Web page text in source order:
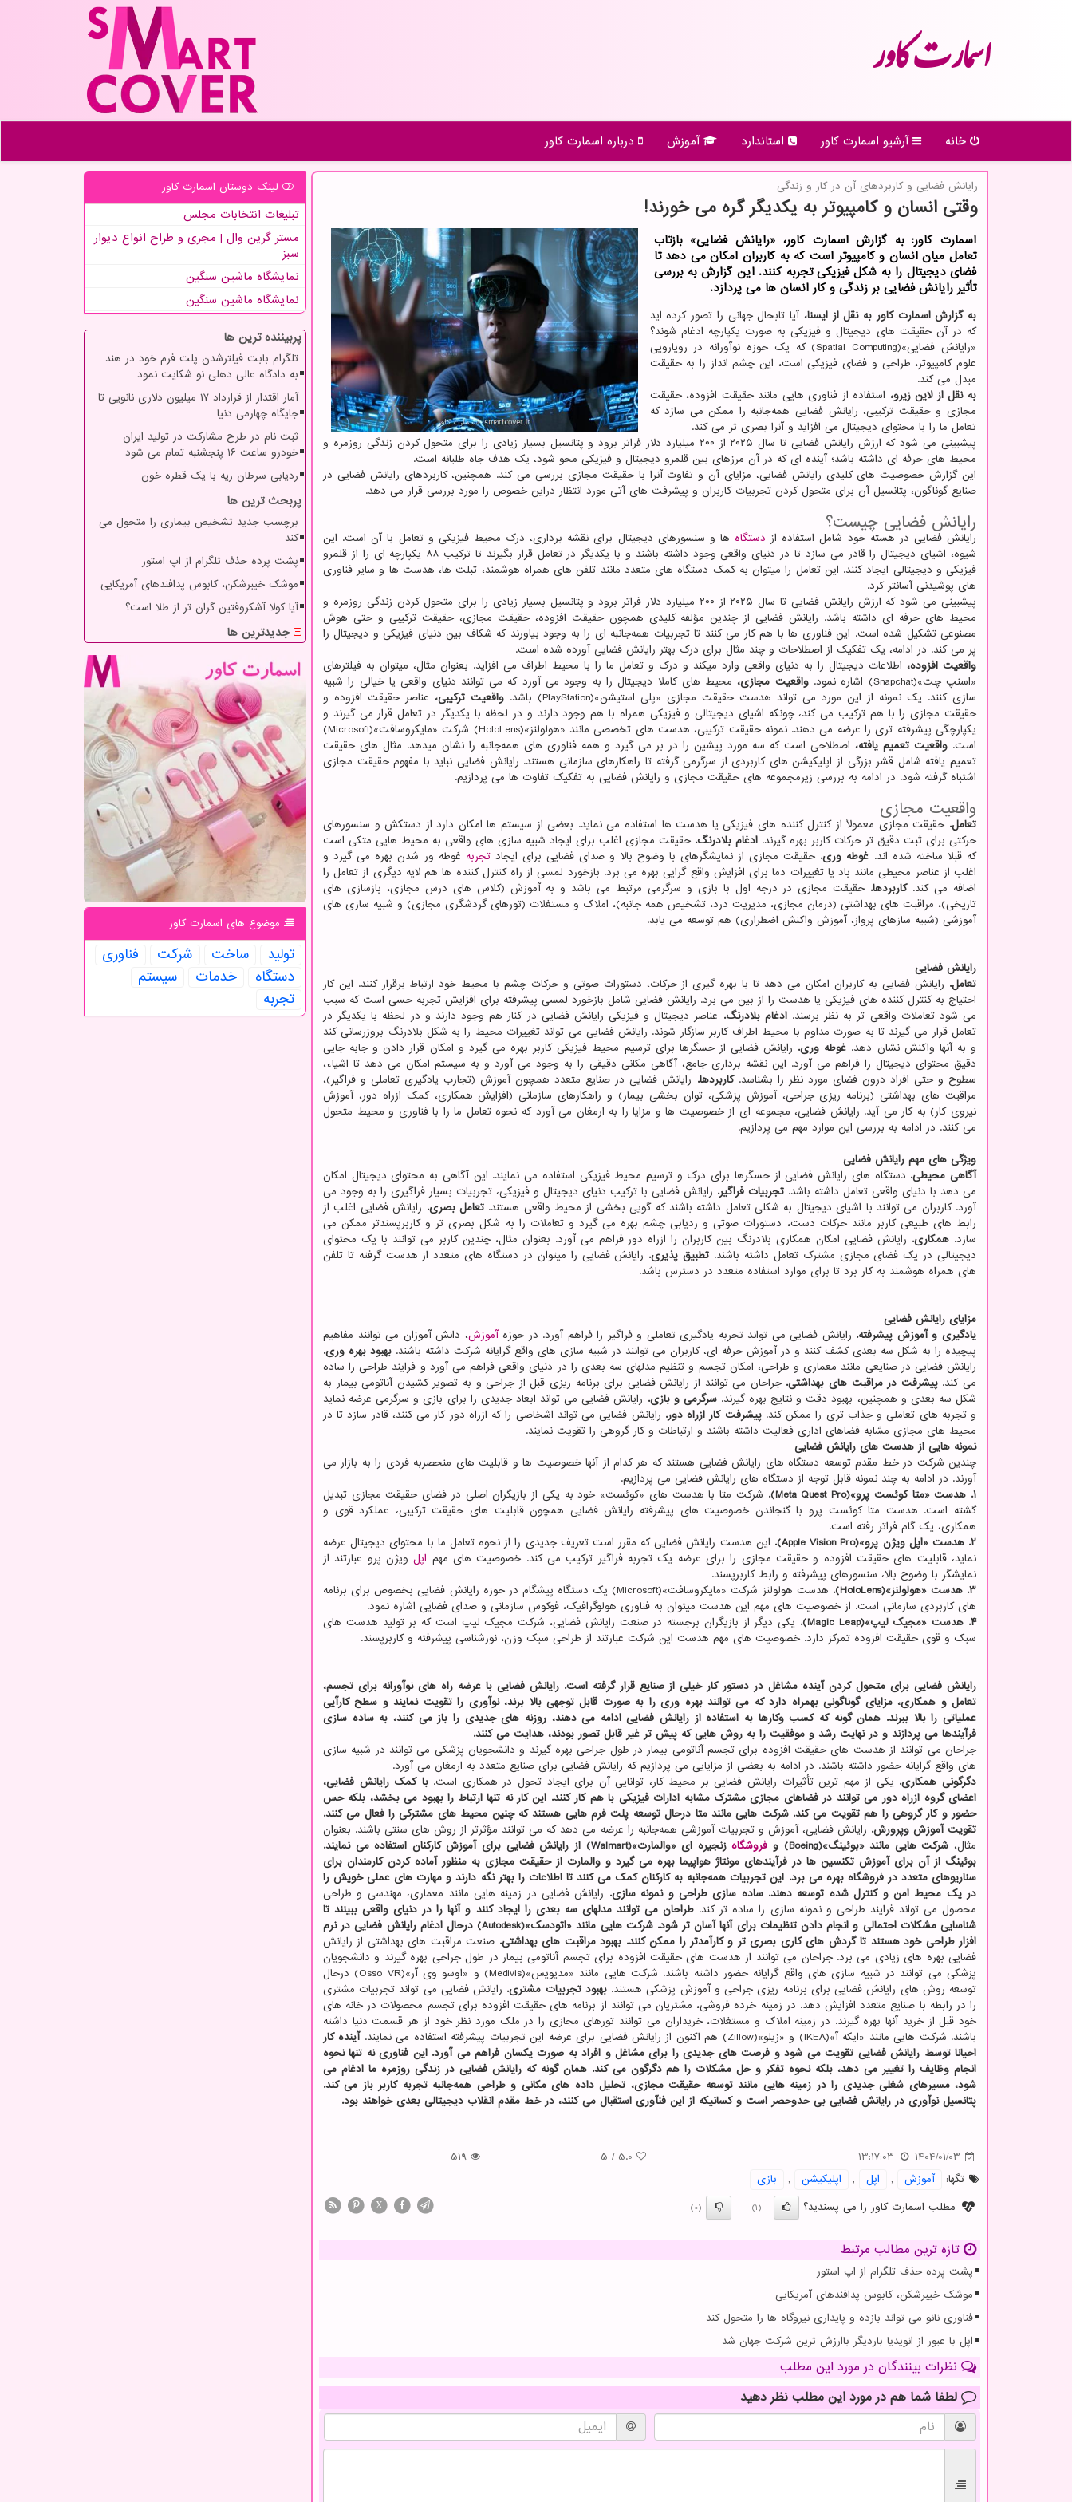
اسمارت كاور
خانه آرشیو اسمارت كاور استاندارد آموزش درباره اسمارت كاور
رایانش فضایی و كاربردهای آن در كار و زندگی
وقتی انسان و کامپیوتر به یکدیگر گره می خورند!
اسمارت کاور: به گزارش اسمارت کاور، «رایانش فضایی» بازتاب
تعامل میان انسان و کامپیوتر است که به کاربران امکان می دهد تا
فضای دیجیتال را به شکل فیزیکی تجربه کنند. این گزارش به بررسی
تأثیر رایانش فضایی بر زندگی و کار انسان ها می پردازد.
به گزارش اسمارت کاور به نقل از ایسنا،آیا تابحال جهانی را تصور کرده اید
که در آن حقیقت های دیجیتال و فیزیکی به صورت یکپارچه ادغام شوند؟
«رایانش فضایی»(Spatial Computing) که یک حوزه نوآورانه در رویارویی
علوم کامپیوتر، طراحی و فضای فیزیکی است، این چشم انداز را به حقیقت
مبدل می کند.
به نقل از لاین زیرو، استفاده از فناوری هایی مانند حقیقت افزوده، حقیقت
مجازی و حقیقت ترکیبی، رایانش فضایی همه‌جانبه را ممکن می سازد که
تعامل ما را با محتوای دیجیتال می افزاید و آنرا بصری تر می کند.
پیشبینی می شود که ارزش رایانش فضایی تا سال ۲۰۲۵ از ۲۰۰ میلیارد دلار فراتر برود و پتانسیل بسیار زیادی را برای متحول کردن زندگی روزمره و
محیط های حرفه ای داشته باشد؛ آینده ای که در آن مرزهای بین قلمرو دیجیتال و فیزیکی محو شود، یک هدف جاه طلبانه است.
این گزارش خصوصیت های کلیدی رایانش فضایی، مزایای آن و تفاوت آنرا با حقیقت مجازی بررسی می کند. همچنین، کاربردهای رایانش فضایی در
صنایع گوناگون، پتانسیل آن برای متحول کردن تجربیات کاربران و پیشرفت های آتی مورد انتظار دراین خصوص را مورد بررسی قرار می دهد.
رایانش فضایی چیست؟
رایانش فضایی در هسته خود شامل استفاده از دستگاه ها و سنسورهای دیجیتال برای نقشه برداری، درک محیط فیزیکی و تعامل با آن است. این
شیوه، اشیای دیجیتال را قادر می سازد تا در دنیای واقعی وجود داشته باشند و با یکدیگر در تعامل قرار بگیرند تا ترکیب ۸۸ یکپارچه ای را از قلمرو
فیزیکی و دیجیتالی ایجاد کنند. این تعامل را میتوان به کمک دستگاه های متعدد مانند تلفن های همراه هوشمند، تبلت ها، هدست ها و سایر فناوری
های پوشیدنی آسانتر کرد.
پیشبینی می شود که ارزش رایانش فضایی تا سال ۲۰۲۵ از ۲۰۰ میلیارد دلار فراتر برود و پتانسیل بسیار زیادی را برای متحول کردن زندگی روزمره و
محیط های حرفه ای داشته باشد. رایانش فضایی از چندین مؤلفه کلیدی همچون حقیقت افزوده، حقیقت مجازی، حقیقت ترکیبی و حتی هوش
مصنوعی تشکیل شده است. این فناوری ها با هم کار می کنند تا تجربیات همه‌جانبه ای را به وجود بیاورند که شکاف بین دنیای فیزیکی و دیجیتال را
پر می کند. در ادامه، یک تفکیک از اصطلاحات و چند مثال برای درک بهتر رایانش فضایی آورده شده است.
واقعیت افزوده، اطلاعات دیجیتال را به دنیای واقعی وارد میکند و درک و تعامل ما را با محیط اطراف می افزاید. بعنوان مثال، میتوان به فیلترهای
«اسنپ چت»(Snapchat) اشاره نمود.
واقعیت مجازی، محیط های کاملا دیجیتال را به وجود می آورد که می توانند دنیای واقعی یا خیالی را شبیه
سازی کنند. یک نمونه از این مورد می تواند هدست حقیقت مجازی «پلی استیشن»(PlayStation) باشد.
واقعیت ترکیبی، عناصر حقیقت افزوده و
حقیقت مجازی را با هم ترکیب می کند، چونکه اشیای دیجیتالی و فیزیکی همراه با هم وجود دارند و در لحظه با یکدیگر در تعامل قرار می گیرند و
یکپارچگی پیشرفته تری را عرضه می دهند. نمونه حقیقت ترکیبی، هدست های تخصصی مانند «هولولنز»(HoloLens) شرکت «مایکروسافت»(Microsoft)
است. واقعیت تعمیم یافته، اصطلاحی است که سه مورد پیشین را در بر می گیرد و همه فناوری های همه‌جانبه را نشان میدهد. مثال های حقیقت
تعمیم یافته شامل قشر بزرگی از اپلیکیشن های کاربردی از سرگرمی گرفته تا راهکارهای سازمانی هستند. رایانش فضایی نباید با مفهوم حقیقت مجازی
اشتباه گرفته شود. در ادامه به بررسی زیرمجموعه های حقیقت مجازی و رایانش فضایی به تفکیک تفاوت ها می پردازیم.
واقعیت مجازی
تعامل. حقیقت مجازی معمولاً از کنترل کننده های فیزیکی یا هدست ها استفاده می نماید. بعضی از سیستم ها امکان دارد از دستکش و سنسورهای
حرکتی برای ثبت دقیق تر حرکات کاربر بهره گیرند. ادغام بلادرنگ. حقیقت مجازی اغلب برای ایجاد شبیه سازی های واقعی به محیط هایی متکی است
که قبلا ساخته شده اند. غوطه وری. حقیقت مجازی از نمایشگرهای با وضوح بالا و صدای فضایی برای ایجادتجربه غوطه ور شدن بهره می گیرد و
اغلب از عناصر محیطی مانند باد یا تغییرات دما برای افزایش واقع گرایی بهره می برد. بازخورد لمسی از راه کنترل کننده ها هم لایه دیگری از تعامل را
اضافه می کند.کاربردها. حقیقت مجازی در درجه اول با بازی و سرگرمی مرتبط می باشد و به آموزش (کلاس های درس مجازی، بازسازی های
تاریخی)، مراقبت های بهداشتی (درمان مجازی، مدیریت درد، تشخیص همه جانبه)، املاک و مستغلات (تورهای گردشگری مجازی) و شبیه سازی های
آموزشی (شبیه سازهای پرواز، آموزش واکنش اضطراری) هم توسعه می یابد.
رایانش فضایی
تعامل. رایانش فضایی به کاربران امکان می دهد تا با بهره گیری از حرکات، دستورات صوتی و حرکات چشم با محیط خود ارتباط برقرار کنند. این کار
احتیاج به کنترل کننده های فیزیکی یا هدست را از بین می برد. رایانش فضایی شامل بازخورد لمسی پیشرفته برای افزایش تجربه حسی است که سبب
می شود تعاملات واقعی تر به نظر برسند.ادغام بلادرنگ. عناصر دیجیتال و فیزیکی رایانش فضایی در کنار هم وجود دارند و در لحظه با یکدیگر در
تعامل قرار می گیرند تا به صورت مداوم با محیط اطراف کاربر سازگار شوند. رایانش فضایی می تواند تغییرات محیط را به شکل بلادرنگ بروزرسانی کند
و به آنها واکنش نشان دهد. غوطه وری. رایانش فضایی از حسگرها برای ترسیم محیط فیزیکی کاربر بهره می گیرد و امکان قرار دادن و جابه جایی
دقیق محتوای دیجیتال را فراهم می آورد. این نقشه برداری جامع، آگاهی مکانی دقیقی را به وجود می آورد و به سیستم امکان می دهد تا اشیاء،
سطوح و حتی افراد درون فضای مورد نظر را بشناسد.کاربردها. رایانش فضایی در صنایع متعدد همچون آموزش (تجارب یادگیری تعاملی و فراگیر)،
مراقبت های بهداشتی (برنامه ریزی جراحی، آموزش پزشکی، توان بخشی بیمار) و راهکارهای سازمانی (افزایش همکاری، کمک ازراه دور، آموزش
نیروی کار) به کار می آید. رایانش فضایی، مجموعه ای از خصوصیت ها و مزایا را به ارمغان می آورد که نحوه تعامل ما را با فناوری و محیط متحول
می کنند. در ادامه به بررسی این موارد مهم می پردازیم.
ویژگی های مهم رایانش فضایی
آگاهی محیطی. دستگاه های رایانش فضایی از حسگرها برای درک و ترسیم محیط فیزیکی استفاده می نمایند. این آگاهی به محتوای دیجیتال امکان
می دهد با دنیای واقعی تعامل داشته باشد. تجربیات فراگیر. رایانش فضایی با ترکیب دنیای دیجیتال و فیزیکی، تجربیات بسیار فراگیری را به وجود می
آورد. کاربران می توانند با اشیای دیجیتال به شکلی تعامل داشته باشند که گویی بخشی از محیط واقعی هستند.تعامل بصری. رایانش فضایی اغلب از
رابط های طبیعی کاربر مانند حرکات دست، دستورات صوتی و ردیابی چشم بهره می گیرد و تعاملات را به شکل بصری تر و کاربرپسندتر ممکن می
سازد. همکاری. رایانش فضایی امکان همکاری بلادرنگ بین کاربران را ازراه دور فراهم می آورد. بعنوان مثال، چندین کاربر می توانند با یک محتوای
دیجیتالی در یک فضای مجازی مشترک تعامل داشته باشند. تطبیق پذیری. رایانش فضایی را میتوان در دستگاه های متعدد از هدست گرفته تا تلفن
های همراه هوشمند به کار برد تا برای موارد استفاده متعدد در دسترس باشد.
مزایای رایانش فضایی
یادگیری و آموزش پیشرفته. رایانش فضایی می تواند تجربه یادگیری تعاملی و فراگیر را فراهم آورد. در حوزهآموزش، دانش آموزان می توانند مفاهیم
پیچیده را به شکل سه بعدی کشف کنند و در آموزش حرفه ای، کاربران می توانند در شبیه سازی های واقع گرایانه شرکت داشته باشند. بهبود بهره وری.
رایانش فضایی در صنایعی مانند معماری و طراحی، امکان تجسم و تنظیم مدلهای سه بعدی را در دنیای واقعی فراهم می آورد و فرایند طراحی را ساده
می کند.پیشرفت در مراقبت های بهداشتی. جراحان می توانند از رایانش فضایی برای برنامه ریزی قبل از جراحی و به تصویر کشیدن آناتومی بیمار به
شکل سه بعدی و همچنین، بهبود دقت و نتایج بهره گیرند.سرگرمی و بازی. رایانش فضایی می تواند ابعاد جدیدی را برای بازی و سرگرمی عرضه نماید
و تجربه های تعاملی و جذاب تری را ممکن کند.پیشرفت کار ازراه دور. رایانش فضایی می تواند اشخاصی را که ازراه دور کار می کنند، قادر سازد تا در
محیط های مجازی مشابه فضاهای اداری فعالیت داشته باشند و ارتباطات و کار گروهی را تقویت نمایند.
نمونه هایی از هدست های رایانش فضایی
چندین شرکت در خط مقدم توسعه دستگاه های رایانش فضایی هستند که هر کدام از آنها خصوصیت ها و قابلیت های منحصربه فردی را به بازار می
آورند. در ادامه به چند نمونه قابل توجه از دستگاه های رایانش فضایی می پردازیم.
۱. هدست «متا کوئست پرو»(Meta Quest Pro).
شرکت متا با هدست های «کوئست» خود به یکی از بازیگران اصلی در فضای حقیقت مجازی تبدیل
گشته است. هدست متا کوئست پرو با گنجاندن خصوصیت های پیشرفته رایانش فضایی همچون قابلیت های حقیقت ترکیبی، عملکرد قوی و
همکاری، یک گام فراتر رفته است.
۲. هدست «اپل ویژن پرو»(Apple Vision Pro).
این هدست رایانش فضایی که مقرر است تعریف جدیدی را از نحوه تعامل ما با محتوای دیجیتال عرضه
نماید، قابلیت های حقیقت افزوده و حقیقت مجازی را برای عرضه یک تجربه فراگیر ترکیب می کند. خصوصیت های مهم اپلویژن پرو عبارتند از
نمایشگر با وضوح بالا، سنسورهای پیشرفته و رابط کاربرپسند.
۳. هدست «هولولنز»(HoloLens).
هدست هولولنز شرکت «مایکروسافت»(Microsoft) یک دستگاه پیشگام در حوزه رایانش فضایی بخصوص برای برنامه
های کاربردی سازمانی است. از خصوصیت های مهم این هدست میتوان به فناوری هولوگرافیک، فوکوس سازمانی و صدای فضایی اشاره نمود.
۴. هدست «مجیک لیپ»(Magic Leap).
یکی دیگر از بازیگران برجسته در صنعت رایانش فضایی، شرکت مجیک لیپ است که بر تولید هدست های
سبک و قوی حقیقت افزوده تمرکز دارد. خصوصیت های مهم هدست این شرکت عبارتند از طراحی سبک وزن، نورشناسی پیشرفته و کاربرپسند.
رایانش فضایی برای متحول کردن آینده مشاغل در دستور کار خیلی از صنایع قرار گرفته است. رایانش فضایی با عرضه راه های نوآورانه برای تجسم،
تعامل و همکاری، مزایای گوناگونی بهمراه دارد که می توانند بهره وری را به صورت قابل توجهی بالا برند، نوآوری را تقویت نمایند و سطح کارآیی
عملیاتی را بالا ببرند. همان گونه که کسب وکارها به استفاده از رایانش فضایی ادامه می دهند، روزنه های جدیدی را باز می کنند، به ساده سازی
فرآیندها می پردازند و در نهایت رشد و موفقیت را به روش هایی که پیش تر غیر قابل تصور بودند، هدایت می کنند.
جراحان می توانند از هدست های حقیقت افزوده برای تجسم آناتومی بیمار در طول جراحی بهره گیرند و دانشجویان پزشکی می توانند در شبیه سازی
های واقع گرایانه حضور داشته باشند. در ادامه به بعضی از مزایایی می پردازیم که رایانش فضایی برای صنایع متعدد به ارمغان می آورد.
دگرگونی همکاری. یکی از مهم ترین تأثیرات رایانش فضایی بر محیط کار، توانایی آن برای ایجاد تحول در همکاری است.با کمک رایانش فضایی،
اعضای گروه ازراه دور می توانند در فضاهای مجازی مشترک مشابه ادارات فیزیکی با هم کار کنند. این کار نه تنها ارتباط را بهبود می بخشد، بلکه حس
حضور و کار گروهی را هم تقویت می کند. شرکت هایی مانند متا درحال توسعه پلت فرم هایی هستند که چنین محیط های مشترکی را فعال می کنند.
تقویت آموزش وپرورش. رایانش فضایی، آموزش و تجربیات آموزشی همه‌جانبه را عرضه می دهد که می توانند مؤثرتر از روش های سنتی باشند. بعنوان
مثال، شرکت هایی مانند «بوئینگ»(Boeing) و فروشگاه
زنجیره ای «والمارت»(Walmart) از رایانش فضایی برای آموزش کارکنان استفاده می نمایند.
بوئینگ از آن برای آموزش تکنسین ها در فرآیندهای مونتاژ هواپیما بهره می گیرد و والمارت از حقیقت مجازی به منظور آماده کردن کارمندان برای
سناریوهای متعدد در فروشگاه بهره می برد. این تجربیات همه‌جانبه به کارکنان کمک می کنند تا اطلاعات را بهتر نگه دارند و مهارت های عملی خویش را
در یک محیط امن و کنترل شده توسعه دهند. ساده سازی طراحی و نمونه سازی. رایانش فضایی در زمینه هایی مانند معماری، مهندسی و طراحی
محصول می تواند فرایند طراحی و نمونه سازی را ساده تر کند. طراحان می توانند مدلهای سه بعدی را ایجاد کنند و آنها را در دنیای واقعی ببینند تا
شناسایی مشکلات احتمالی و انجام دادن تنظیمات برای آنها آسان تر شود. شرکت هایی مانند «اتودسک»(Autodesk) درحال ادغام رایانش فضایی در نرم
افزار طراحی خود هستند تا گردش های کاری بصری تر و کارآمدتر را ممکن کنند. بهبود مراقبت های بهداشتی. صنعت مراقبت های بهداشتی از رایانش
فضایی بهره های زیادی می برد. جراحان می توانند از هدست های حقیقت افزوده برای تجسم آناتومی بیمار در طول جراحی بهره گیرند و دانشجویان
پزشکی می توانند در شبیه سازی های واقع گرایانه حضور داشته باشند. شرکت هایی مانند «مدیویس»(Medivis) و «اوسو وی آر»(Osso VR) درحال
توسعه روش های رایانش فضایی برای برنامه ریزی جراحی و آموزش پزشکی هستند.بهبود تجربیات مشتری. رایانش فضایی می تواند تجربیات مشتری
را در رابطه با صنایع متعدد افزایش دهد. در زمینه خرده فروشی، مشتریان می توانند از برنامه های حقیقت افزوده برای تجسم محصولات در خانه های
خود قبل از خرید آنها بهره گیرند. در زمینه املاک و مستغلات، خریداران می توانند تورهای مجازی را در ملک مورد نظر خود از هر قسمت دنیا داشته
باشند. شرکت هایی مانند «ایکه آ»(IKEA) و «زیلو»(Zillow) هم اکنون از رایانش فضایی برای عرضه این تجربیات پیشرفته استفاده می نمایند.
آینده کار
احیانا توسط رایانش فضایی تقویت می شود و فرصت های جدیدی را برای مشاغل و افراد به صورت یکسان فراهم می آورد. این فناوری نه تنها نحوه
انجام وظایف را تغییر می دهد، بلکه نحوه تفکر و حل مشکلات را هم دگرگون می کند. همان گونه که رایانش فضایی در زندگی روزمره ما ادغام می
شود، مسیرهای شغلی جدیدی را در زمینه هایی مانند توسعه حقیقت مجازی، تحلیل داده های مکانی و طراحی همه‌جانبه تجربه کاربر باز می کند.
پتانسیل نوآوری در رایانش فضایی بی حدوحصر است و کسانیکه از این فنآوری استقبال می کنند، در خط مقدم انقلاب دیجیتالی بعدی خواهند بود.
1404/01/03
13:17:03
5.0
/
5
519
تگها:
آموزش , اپل , اپلیكیشن ,
بازی
مطلب اسمارت کاور را می پسندید؟
(1)
(0)
X
تازه ترین مطالب مرتبط
پشت پرده حذف تلگرام از اپ استور
موشک خیبرشکن، کابوس پدافندهای آمریکایی
فناوری نانو می تواند بازده و پایداری نیروگاه ها را متحول کند
اپل با عبور از انویدیا باردیگر باارزش ترین شرکت جهان شد
نظرات بینندگان در مورد این مطلب
لطفا شما هم در مورد این مطلب نظر دهید
لینک دوستان اسمارت كاور
تبلیغات انتخابات مجلس
مستر گرین وال | مجری و طراح انواع دیوار
سبز
نمایشگاه ماشین سنگین
نمایشگاه ماشین سنگین
پربیننده ترین ها
تلگرام بابت فیلترشدن پلت فرم خود در هند
به دادگاه عالی دهلی نو شکایت نمود
آمار اقتدار از قرارداد ۱۷ میلیون دلاری نانویی تا
جایگاه چهارمی دنیا
ثبت نام در طرح مشارکت در تولید ایران
خودرو ساعت ۱۶ پنجشنبه تمام می شود
ردیابی سرطان ریه با یک قطره خون
پربحث ترین ها
برچسب جدید تشخیص بیماری را متحول می
کند
پشت پرده حذف تلگرام از اپ استور
موشک خیبرشکن، کابوس پدافندهای آمریکایی
آیا کولا آشکروفتین گران تر از طلا است؟
جدیدترین ها
موضوع های اسمارت كاور
تولید ساخت شركت
فناوری
دستگاه
خدمات
سیستم
تجربه